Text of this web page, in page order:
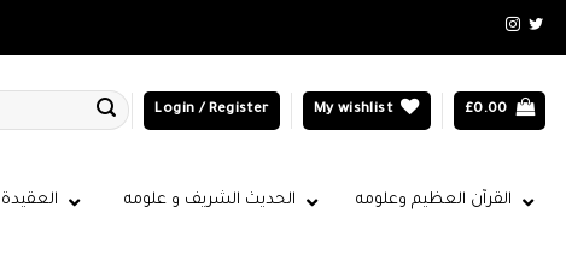
Login / Register My wishlist £0.00
القرآن العظيم وعلومه الحديث الشريف و علومه العقيدة